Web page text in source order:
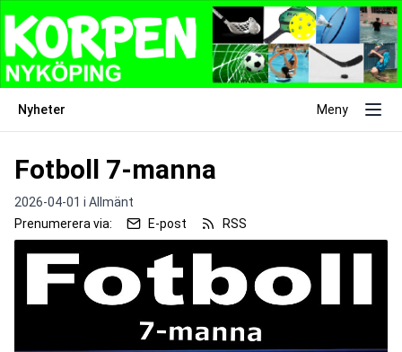
Nyheter Meny
Fotboll 7-manna
2026-04-01 i Allmänt
Prenumerera via:
E-post RSS